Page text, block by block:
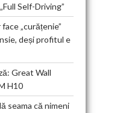
Self-Driving”
„curățenie”
deși profitul e
Great Wall
H10
seama că nimeni